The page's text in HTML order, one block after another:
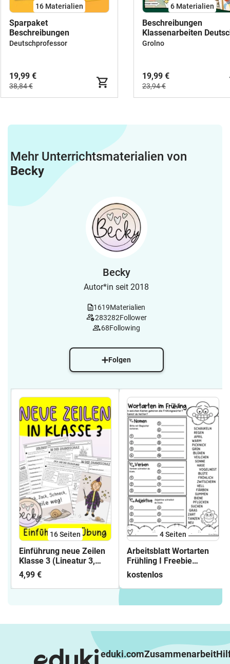
16 Materialien
Sparpaket
Beschreibungen
Deutschprofessor
19,99 €
38,84 €
6 Materialien
Beschreibungen
Klassenarbeiten
Klasse 5/6: Personen-,
Vorgangsbeschreibung
Grolno
19,99 €
23,94 €
Mehr Unterrichtsmaterialien von
Becky
Becky
Autor*in seit 2018
1619Materialien
283282Follower
68Following
Folgen
16Seiten
Einführung neue Zeilen
Klasse 3 (Lineatur 3,
Zack Zeilenzauberer)
4,99 €
4Seiten
Arbeitsblatt Wortarten
Frühling I Freebie
(kostenlos)
kostenlos
eduki.comZusammenarbeit